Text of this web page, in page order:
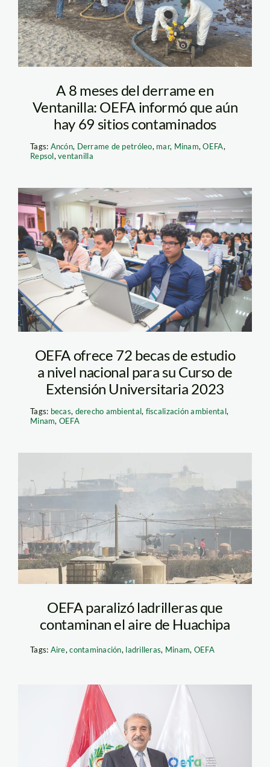
derrame de petroleo –
sernanp
A 8 meses del derrame en
Ventanilla: OEFA informó que aún
hay 69 sitios contaminados
Tags: Ancón, Derrame de petróleo, mar, Minam,OEFA,
Repsol,ventanilla
becas-oefa—oefa
OEFA ofrece 72 becas de estudio
a nivel nacional para su Curso de
Extensión Universitaria 2023
Tags: becas, derecho ambiental, fiscalización ambiental,
Minam, OEFA
ladrilleras huachipa-
oefa
OEFA paralizó ladrilleras que
contaminan el aire de Huachipa
Tags: Aire,contaminación, ladrilleras, Minam, OEFA
standard_Manuel
Manrique OEFA.jpg